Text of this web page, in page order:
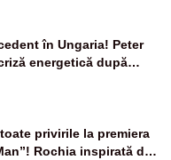
în Ungaria! Peter
energetică după
la Paks
privirile la premiera
Rochia inspirată de